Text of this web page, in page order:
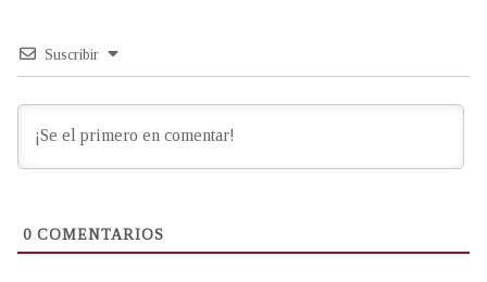
Suscribir
0 COMENTARIOS